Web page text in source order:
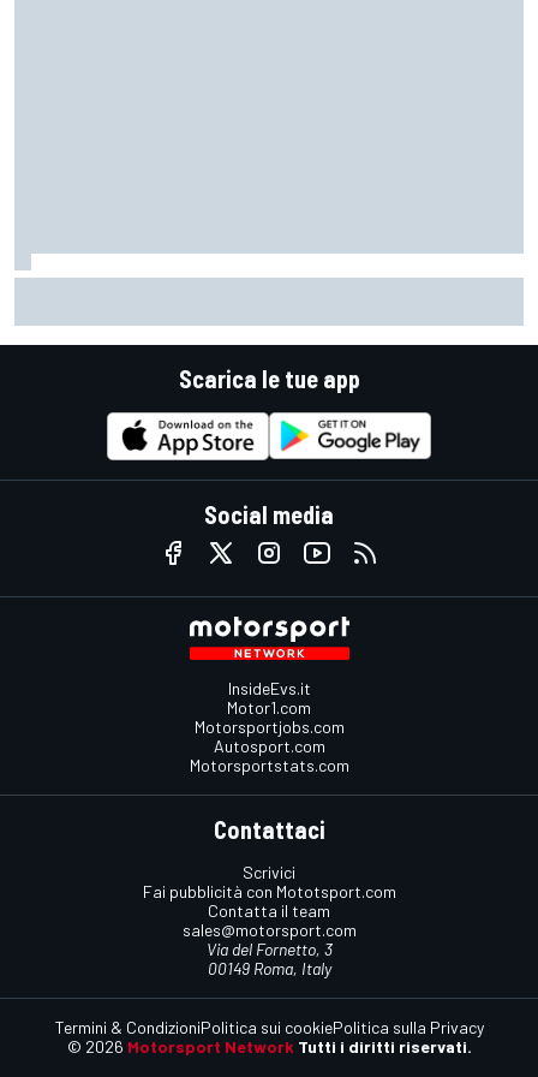
Scarica le tue app
Social media
InsideEvs.it
Motor1.com
Motorsportjobs.com
Autosport.com
Motorsportstats.com
Contattaci
Scrivici
Fai pubblicità con Mototsport.com
Contatta il team
sales@motorsport.com
Via del Fornetto, 3
00149 Roma, Italy
© 2026 Motorsport Network Tutti i diritti riservati.
Termini & CondizioniPolitica sui cookiePolitica sulla Privacy